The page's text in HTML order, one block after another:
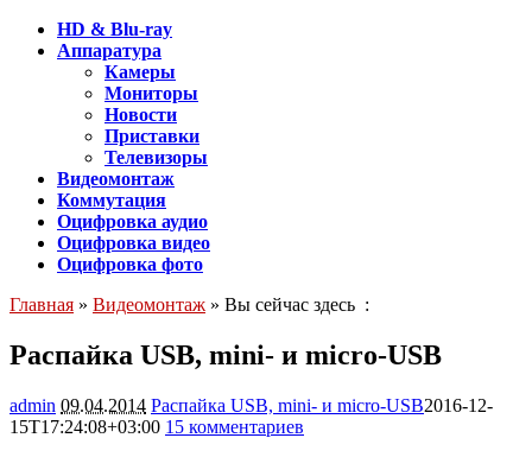
HD & Blu-ray
Аппаратура
Камеры
Мониторы
Новости
Приставки
Телевизоры
Видеомонтаж
Коммутация
Оцифровка аудио
Оцифровка видео
Оцифровка фото
Главная » Видеомонтаж » Вы сейчас здесь :
Распайка USB, mini- и micro-USB
admin 09.04.2014 Распайка USB, mini- и micro-USB2016-12-
15T17:24:08+03:00 15 комментариев